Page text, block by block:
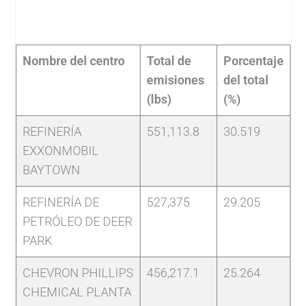
Nombre del centro
Total de
emisiones
(lbs)
Porcentaje
del total
(%)
REFINERÍA
EXXONMOBIL
BAYTOWN
551,113.8 30.519
REFINERÍA DE
PETRÓLEO DE DEER
PARK
527,375 29.205
CHEVRON PHILLIPS
CHEMICAL PLANTA
456,217.1 25.264